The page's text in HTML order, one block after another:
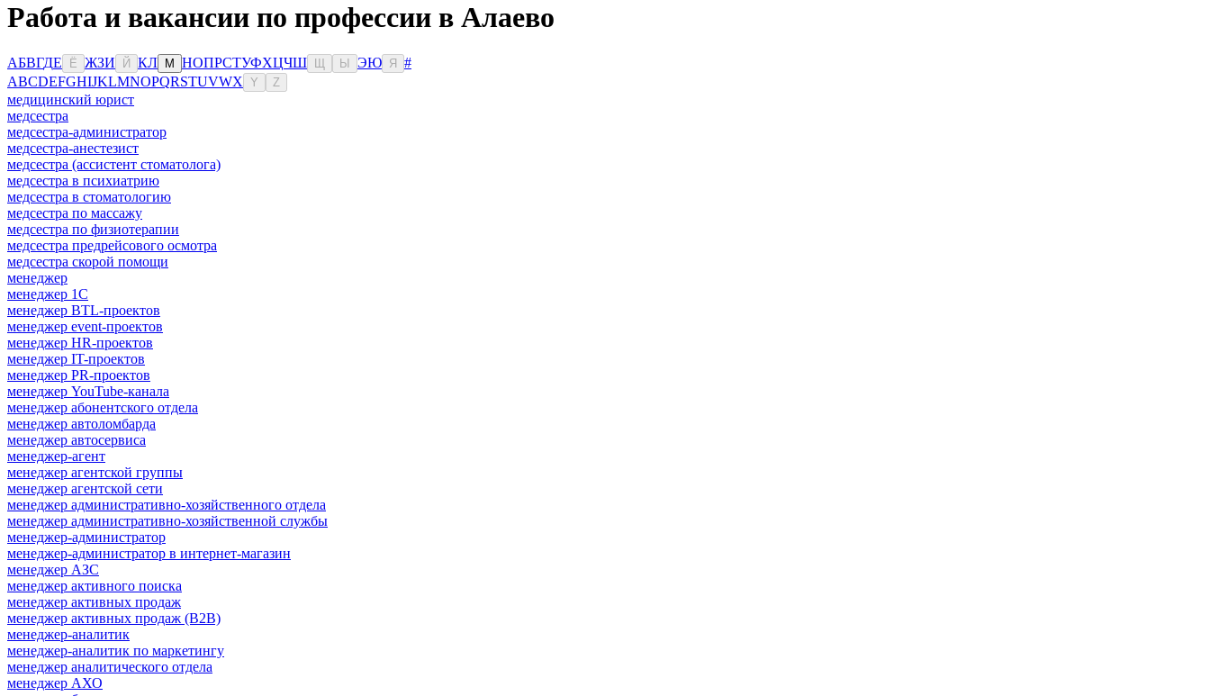
Работа и вакансии по профессии в Алаево
АБВГДЕ Ё ЖЗИ Й КЛ М НОПРСТУФХЦЧШ Ы ЭЮ Я
#
ABCDEFGHIJKLMNOPQRSTUVWX Y Z
медицинский юрист
медсестра
медсестра-администратор
медсестра-анестезист
медсестра (ассистент стоматолога)
медсестра в психиатрию
медсестра в стоматологию
медсестра по массажу
медсестра по физиотерапии
медсестра предрейсового осмотра
медсестра скорой помощи
менеджер
менеджер 1С
менеджер BTL-проектов
менеджер event-проектов
менеджер HR-проектов
менеджер IT-проектов
менеджер PR-проектов
менеджер YouTube-канала
менеджер абонентского отдела
менеджер автоломбарда
менеджер автосервиса
менеджер-агент
менеджер агентской группы
менеджер агентской сети
менеджер административно-хозяйственного отдела
менеджер административно-хозяйственной службы
менеджер-администратор
менеджер-администратор в интернет-магазин
менеджер АЗС
менеджер активного поиска
менеджер активных продаж
менеджер активных продаж (B2B)
менеджер-аналитик
менеджер-аналитик по маркетингу
менеджер аналитического отдела
менеджер АХО